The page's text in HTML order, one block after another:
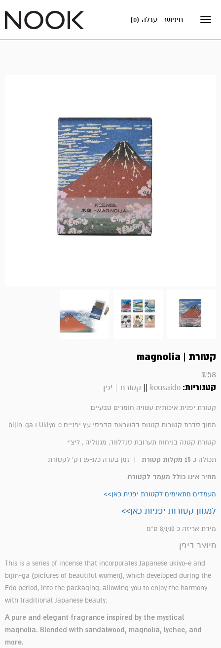
Toggle
עגלה (0) חיפוש
קטורת | magnolia
₪58
קטגוריות: kousaido
|| קטורת | יפן
קטורת יפנית איכותית עשויה חומרים טבעיים
מתוך סדרת קטורות קטנות בהשראת הדפסי עץ יפניים Ukiyo-e ו bijin-ga
קטורת קטנה בניחוח תערובת סנדלווד, מגנוליה , ליצ'י
תכולה כ 15 מקלות קטורת | זמן בערה כ15-17 דק' לקטורת
מחיר אינו כולל מעמד לקטורת
מעמדים מתאימים לקטורת יפנית כאן>>
למגוון קטורות יפניות כאן>>
מידת אריזה כ 8/1/10 ס"מ
מיוצר ביפן
This is a series of incense that incorporates Japanese ukiyo-e and
bijin-ga (pictures of beautiful women), which developed during the
Edo period, into the packaging, allowing you to enjoy the harmony
with traditional Japanese beauty.
A pure and elegant fragrance inspired by the mystical
magnolia. Blended with sandalwood, magnolia, lychee, and
more.